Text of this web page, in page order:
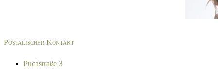
Postalischer Kontakt
Puchstraße 3